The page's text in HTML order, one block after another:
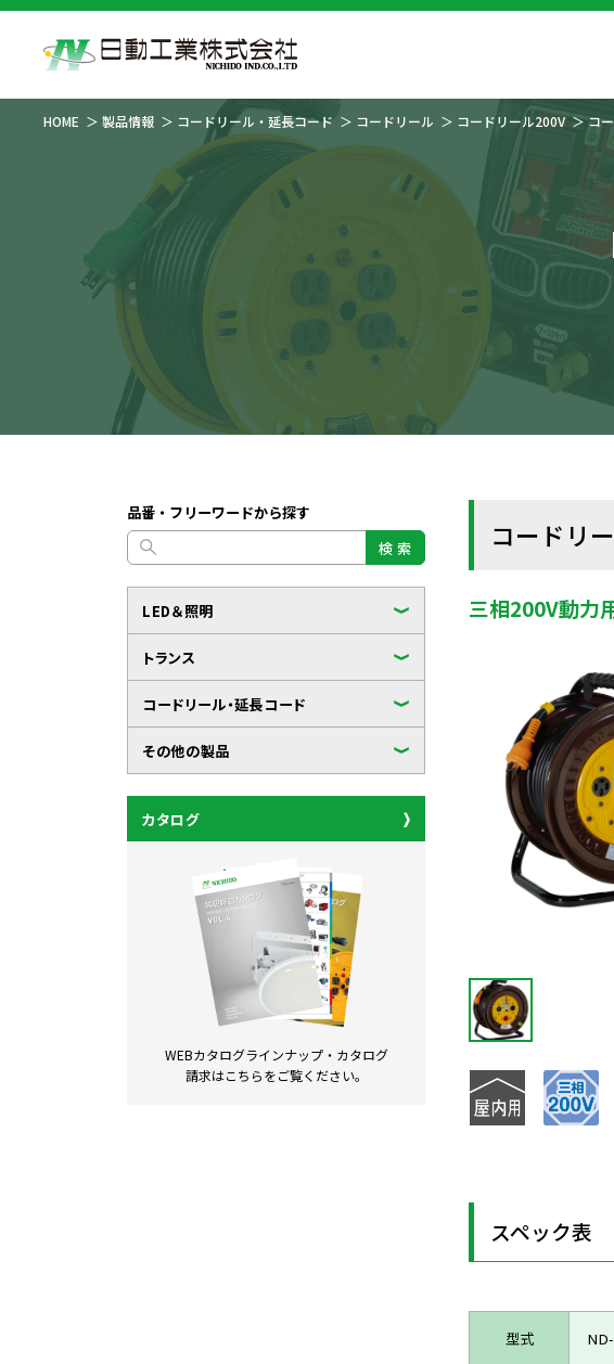
HOME 製品情報 コードリール・延長コード コードリール コードリール200V コ
品番・フリーワードから探す
検 索
LED＆照明
トランス
コードリール・延長コード
その他の製品
カタログ
WEBカタログラインナップ・ カタログ
請求はこちらをご覧ください。
コードリ
三相200V動力
スペック表
型式